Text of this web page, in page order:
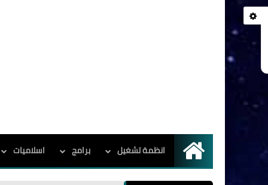
الرئيسية
انظمة تشغيل برامج اسلاميات